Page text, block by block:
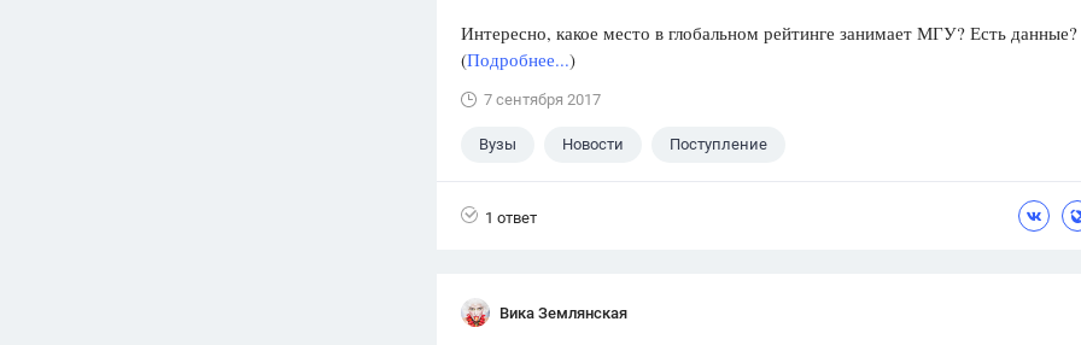
Интересно, какое место в глобальном рейтинге занимает МГУ? Есть данные?
(Подробнее...)
7 сентября 2017
Вузы Новости Поступление
1 ответ
Вика Землянская